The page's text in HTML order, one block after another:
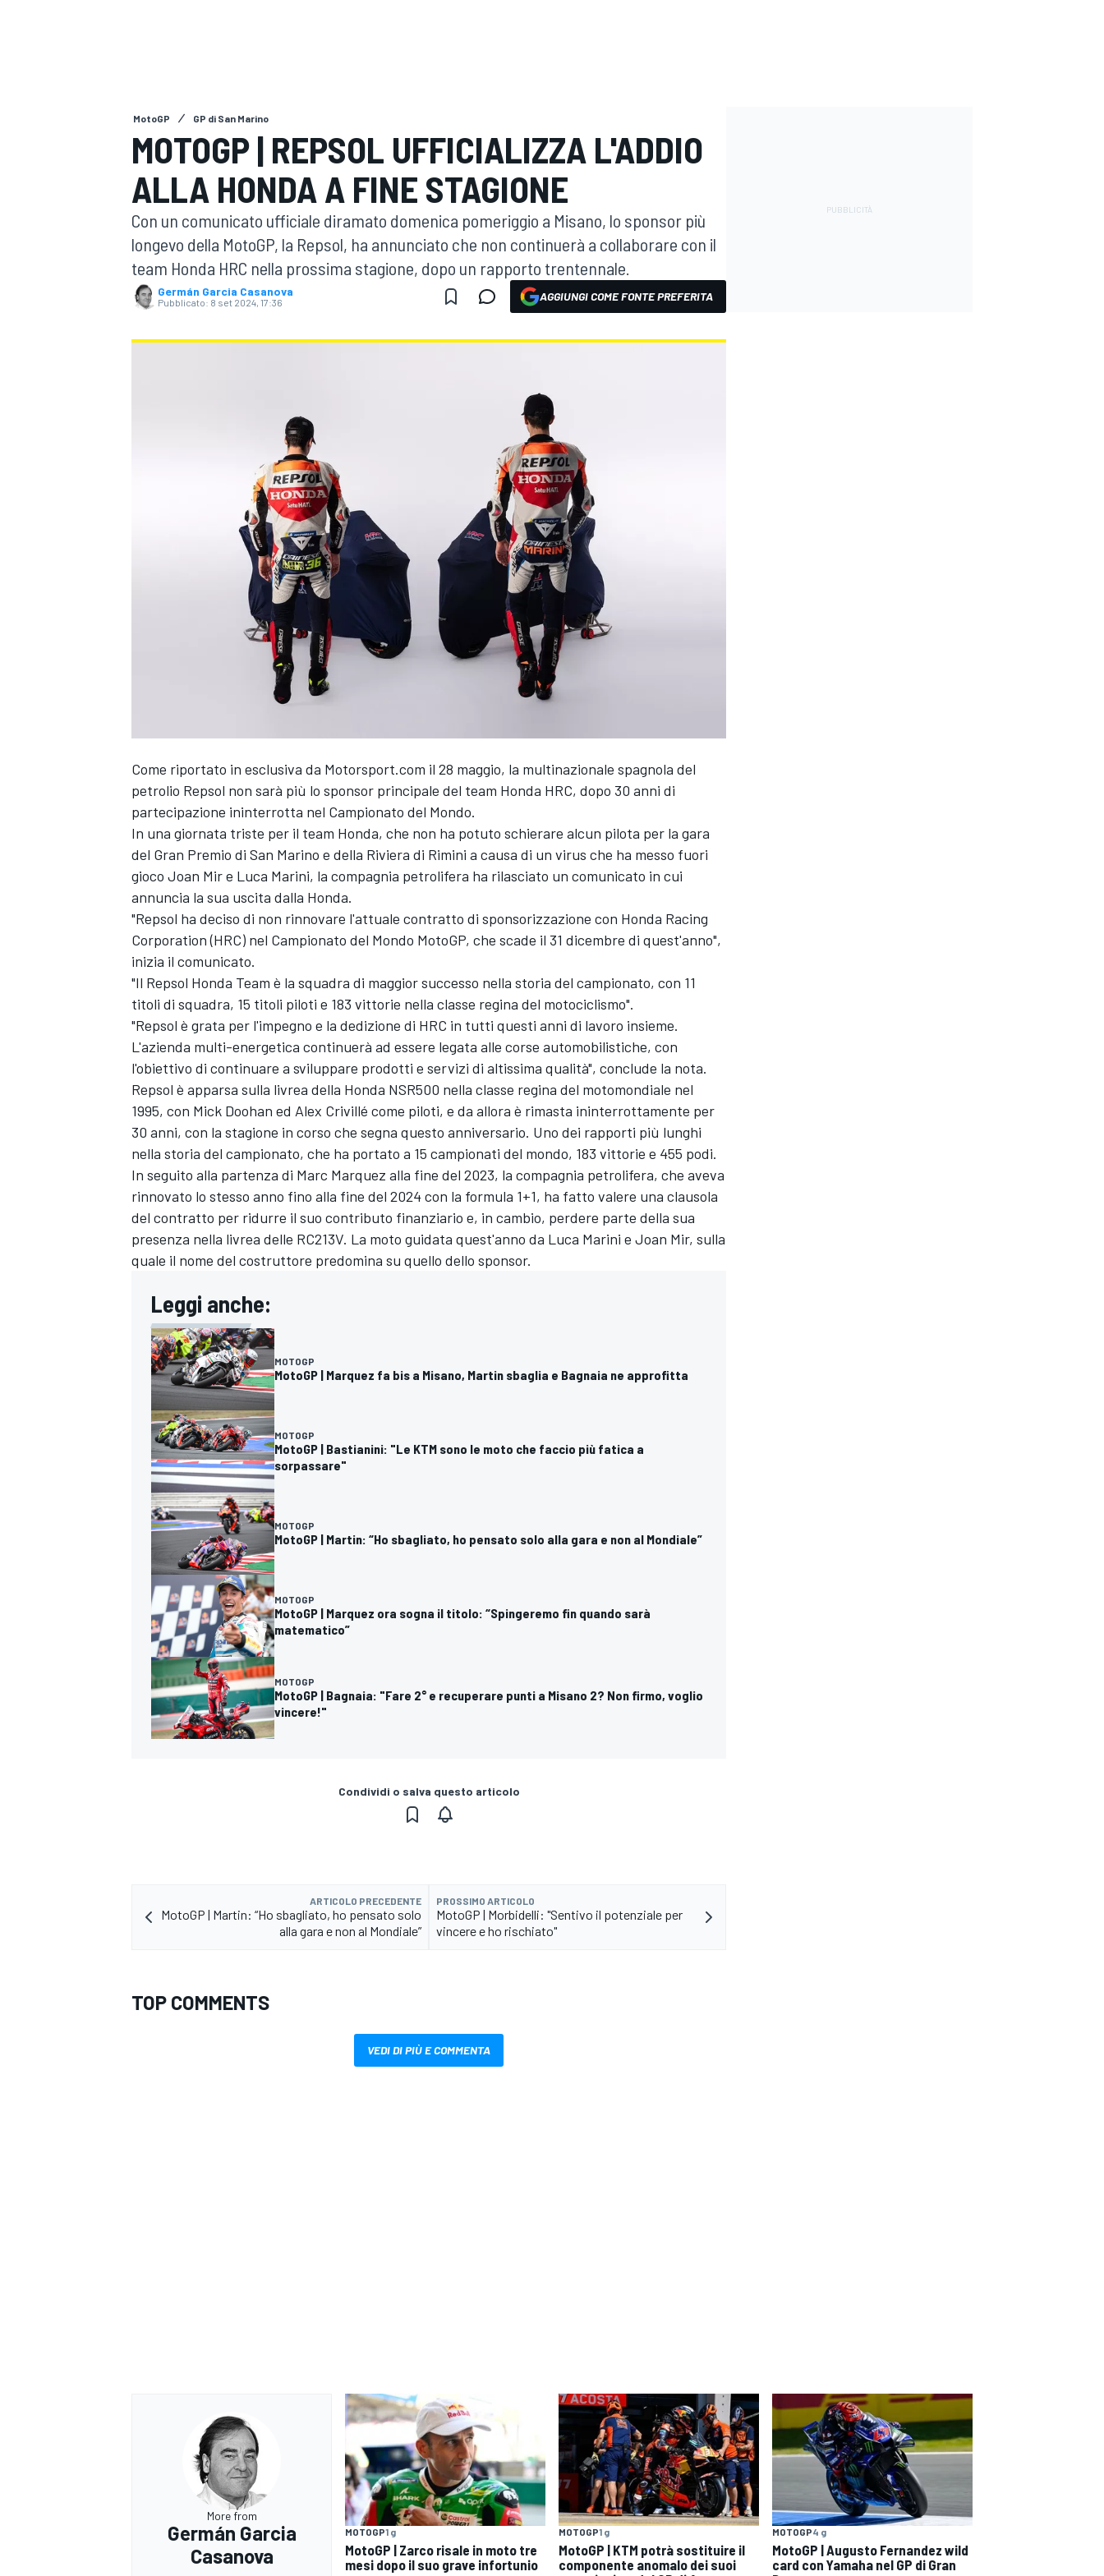
WRC
ENDURANCE/GT
MotoGP GP di San Marino
MOTOGP | REPSOL UFFICIALIZZA L'ADDIO
ALLA HONDA A FINE STAGIONE
Con un comunicato ufficiale diramato domenica pomeriggio a Misano, lo sponsor più
longevo della MotoGP, la Repsol, ha annunciato che non continuerà a collaborare con il
team Honda HRC nella prossima stagione, dopo un rapporto trentennale.
Germán Garcia Casanova
Pubblicato: 8 set 2024, 17:36 AGGIUNGI COME FONTE PREFERITA
Come riportato in esclusiva da Motorsport.com il 28 maggio, la multinazionale spagnola del
petrolio Repsol non sarà più lo sponsor principale del team Honda HRC, dopo 30 anni di
partecipazione ininterrotta nel Campionato del Mondo.
In una giornata triste per il team Honda, che non ha potuto schierare alcun pilota per la gara
del Gran Premio di San Marino e della Riviera di Rimini a causa di un virus che ha messo fuori
gioco Joan Mire Luca Marini, la compagnia petrolifera ha rilasciato un comunicato in cui
annuncia la sua uscita dalla Honda.
"Repsol ha deciso di non rinnovare l'attuale contratto di sponsorizzazione con Honda Racing
Corporation (HRC) nel Campionato del Mondo MotoGP, che scade il 31 dicembre di quest'anno",
inizia il comunicato.
"Il Repsol Honda Team è la squadra di maggior successo nella storia del campionato, con 11
titoli di squadra, 15 titoli piloti e 183 vittorie nella classe regina del motociclismo".
"Repsol è grata per l'impegno e la dedizione di HRC in tutti questi anni di lavoro insieme.
L'azienda multi-energetica continuerà ad essere legata alle corse automobilistiche, con
l'obiettivo di continuare a sviluppare prodotti e servizi di altissima qualità", conclude la nota.
Repsol è apparsa sulla livrea della Honda NSR500 nella classe regina del motomondiale nel
1995, con Mick Doohan ed Alex Crivillé come piloti, e da allora è rimasta ininterrottamente per
30 anni, con la stagione in corso che segna questo anniversario. Uno dei rapporti più lunghi
nella storia del campionato, che ha portato a 15 campionati del mondo, 183 vittorie e 455 podi.
In seguito alla partenza di Marc Marquez alla fine del 2023, la compagnia petrolifera, che aveva
rinnovato lo stesso anno fino alla fine del 2024 con la formula 1+1, ha fatto valere una clausola
del contratto per ridurre il suo contributo finanziario e, in cambio, perdere parte della sua
presenza nella livrea delle RC213V. La moto guidata quest'anno da Luca Marini e Joan Mir, sulla
quale il nome del costruttore predomina su quello dello sponsor.
Leggi anche:
MOTOGP
MotoGP | Marquez fa bis a Misano, Martin sbaglia e Bagnaia ne approfitta
MOTOGP
MotoGP | Bastianini: "Le KTM sono le moto che faccio più fatica a
sorpassare"
MOTOGP
MotoGP | Martin: “Ho sbagliato, ho pensato solo alla gara e non al Mondiale”
MOTOGP
MotoGP | Marquez ora sogna il titolo: “Spingeremo fin quando sarà
matematico”
MOTOGP
MotoGP | Bagnaia: "Fare 2° e recuperare punti a Misano 2? Non firmo, voglio
vincere!"
Condividi o salva questo articolo
ARTICOLO PRECEDENTE
MotoGP | Martin: “Ho sbagliato, ho pensato solo
alla gara e non al Mondiale”
PROSSIMO ARTICOLO
MotoGP | Morbidelli: "Sentivo il potenziale per
vincere e ho rischiato"
TOP COMMENTS
VEDI DI PIÙ E COMMENTA
More from
Germán Garcia
Casanova
MOTOGP1 g
MotoGP | Zarco risale in moto tre
mesi dopo il suo grave infortunio
MOTOGP1 g
MotoGP | KTM potrà sostituire il
componente anomalo dei suoi
MOTOGP4 g
MotoGP | Augusto Fernandez wild
card con Yamaha nel GP di Gran